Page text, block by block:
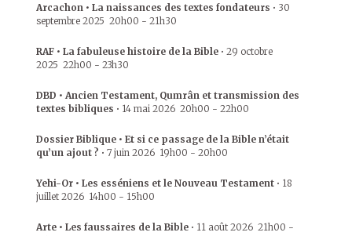
Arcachon • La naissances des textes fondateurs • 30
septembre 2025 20h00 - 21h30
RAF • La fabuleuse histoire de la Bible • 29 octobre
2025 22h00 - 23h30
DBD • Ancien Testament, Qumrân et transmission des
textes bibliques • 14 mai 2026 20h00 - 22h00
Dossier Biblique • Et si ce passage de la Bible n’était
qu’un ajout ? • 7 juin 2026 19h00 - 20h00
Yehi-Or • Les esséniens et le Nouveau Testament • 18
juillet 2026 14h00 - 15h00
Arte • Les faussaires de la Bible • 11 août 2026 21h00 -